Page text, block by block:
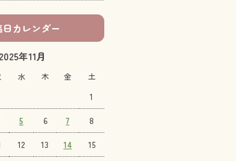
カレンダー
2025年11月
水 木 金 土
1
5 6 7 8
12 13 14 15